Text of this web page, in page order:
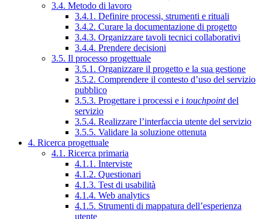
3.4. Metodo di lavoro
3.4.1. Definire processi, strumenti e rituali
3.4.2. Curare la documentazione di progetto
3.4.3. Organizzare tavoli tecnici collaborativi
3.4.4. Prendere decisioni
3.5. Il processo progettuale
3.5.1. Organizzare il progetto e la sua gestione
3.5.2. Comprendere il contesto d’uso del servizio
pubblico
3.5.3. Progettare i processi e i touchpointdel
servizio
3.5.4. Realizzare l’interfaccia utente del servizio
3.5.5. Validare la soluzione ottenuta
4. Ricerca progettuale
4.1. Ricerca primaria
4.1.1. Interviste
4.1.2. Questionari
4.1.3. Test di usabilità
4.1.4. Web analytics
4.1.5. Strumenti di mappatura dell’esperienza
utente